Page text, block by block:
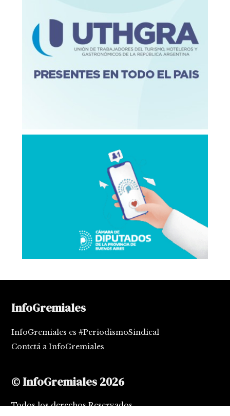
InfoGremiales
InfoGremiales es #PeriodismoSindical
Contctá a InfoGremiales
© InfoGremiales 2026
Todos los derechos Reservados